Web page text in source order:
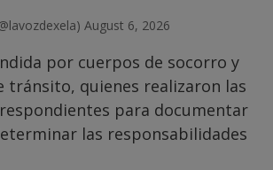
August 6, 2026
por cuerpos de socorro y
tránsito, quienes realizaron las
para documentar
las responsabilidades